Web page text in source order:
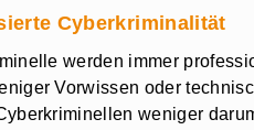
Cyberkriminalität
werden immer
Vorwissen oder
weniger